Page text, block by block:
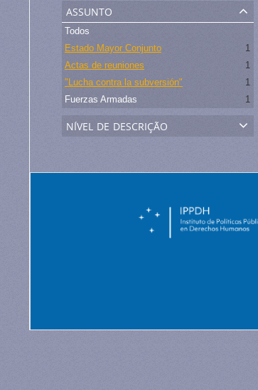
assunto
Todos
Estado Mayor Conjunto
1
Actas de reuniones
1
"Lucha contra la subversión"
1
Fuerzas Armadas
1
nível de descrição